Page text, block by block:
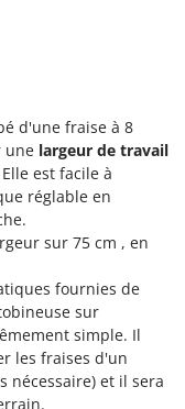
d'une fraise à 8
une largeur de travail
Elle est facile à
réglable en
sur 75 cm , en
fournies de
sur
simple. Il
les fraises d'un
nécessaire) et il sera